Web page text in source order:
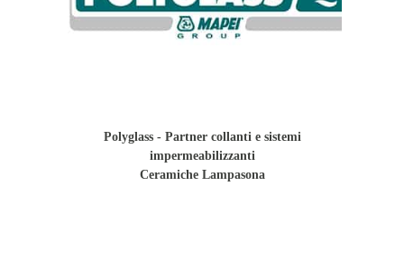
Polyglass - Partner collanti e sistemi
impermeabilizzanti
Ceramiche Lampasona